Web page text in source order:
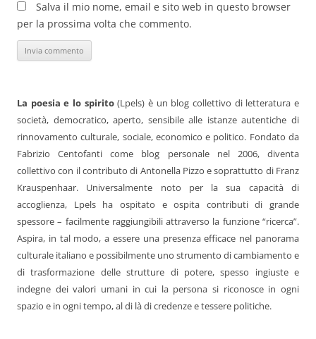
Salva il mio nome, email e sito web in questo browser
per la prossima volta che commento.
La poesia e lo spirito(Lpels) è un blog collettivo di letteratura e
società, democratico, aperto, sensibile alle istanze autentiche di
rinnovamento culturale, sociale, economico e politico. Fondato da
Fabrizio Centofanti come blog personale nel 2006, diventa
collettivo con il contributo di Antonella Pizzo e soprattutto di Franz
Krauspenhaar. Universalmente noto per la sua capacità di
accoglienza, Lpels ha ospitato e ospita contributi di grande
spessore – facilmente raggiungibili attraverso la funzione “ricerca”.
Aspira, in tal modo, a essere una presenza efficace nel panorama
culturale italiano e possibilmente uno strumento di cambiamento e
di trasformazione delle strutture di potere, spesso ingiuste e
indegne dei valori umani in cui la persona si riconosce in ogni
spazio e in ogni tempo, al di là di credenze e tessere politiche.